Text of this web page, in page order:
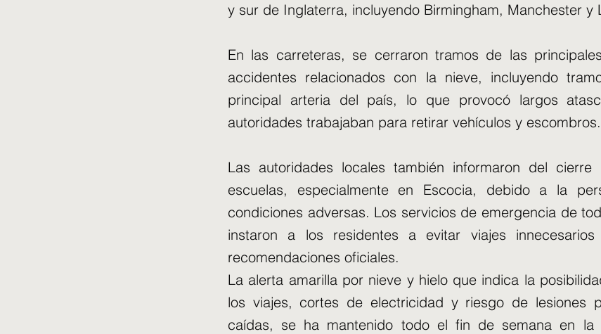
y sur de Inglaterra, incluyendo Birmingham, Manchester y
En las carreteras, se cerraron tramos de las
accidentes relacionados con la nieve, incluyendo
principal arteria del país, lo que provocó largos
autoridades trabajaban para retirar vehículos y escombros.
Las autoridades locales también informaron del cierre
escuelas, especialmente en Escocia, debido a la
condiciones adversas. Los servicios de emergencia de
instaron a los residentes a evitar viajes
recomendaciones oficiales.
La alerta amarilla por nieve y hielo que indica la
los viajes, cortes de electricidad y riesgo de lesiones
caídas, se ha mantenido todo el fin de semana en la